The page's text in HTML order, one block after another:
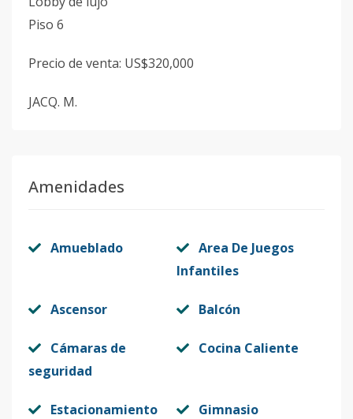
Piso 6
Precio de venta: US$320,000
JACQ. M.
Amenidades
Amueblado
Area De Juegos
Infantiles
Ascensor Balcón
Cámaras de
seguridad
Cocina Caliente
Estacionamiento
Gimnasio